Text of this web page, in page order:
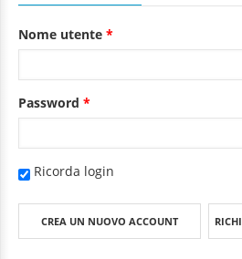
Nome utente *
Password *
Ricorda login
CREA UN NUOVO ACCOUNT